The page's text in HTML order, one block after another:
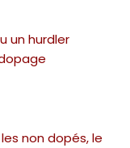
un hurdler
non dopés, le